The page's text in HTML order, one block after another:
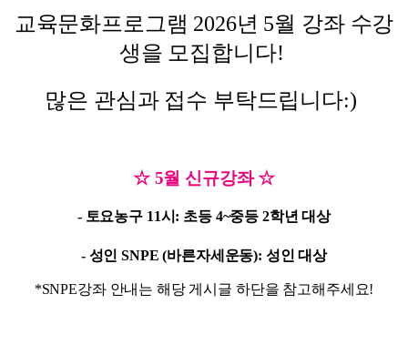
교육문화프로그램 2026년 5월 강좌 수강
생을 모집합니다!
많은 관심과 접수 부탁드립니다:)
☆ 5월 신규강좌☆
- 토요농구 11시: 초등 4~중등 2학년 대상
- 성인 SNPE (바른자세운동): 성인 대상
*SNPE강좌 안내는 해당 게시글 하단을 참고해주세요!